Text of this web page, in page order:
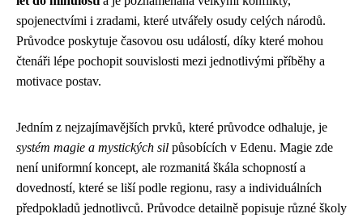
spojenectvími i zradami, které utvářely osudy celých národů.
Průvodce poskytuje časovou osu událostí, díky které mohou
čtenáři lépe pochopit souvislosti mezi jednotlivými příběhy a
motivace postav.
Jedním z nejzajímavějších prvků, které průvodce odhaluje, je
systém magie a mystických sil působících v Edenu. Magie zde
není uniformní koncept, ale rozmanitá škála schopností a
dovedností, které se liší podle regionu, rasy a individuálních
předpokladů jednotlivců. Průvodce detailně popisuje různé školy